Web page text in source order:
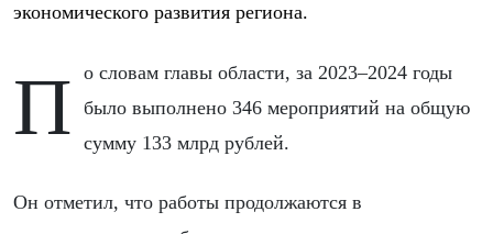
экономического развития региона.
По словам главы области, за 2023–2024 годы
было выполнено 346 мероприятий на общую
сумму 133 млрд рублей.
Он отметил, что работы продолжаются в